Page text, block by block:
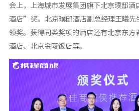
公司动态
CITY观点
会上，上海城市发展集团旗下北京璞邸
酒店”奖。北京璞邸酒店副总经理王曦先
领奖。获得同类奖项的酒店还有北京东方
酒店、北京金陵饭店等。